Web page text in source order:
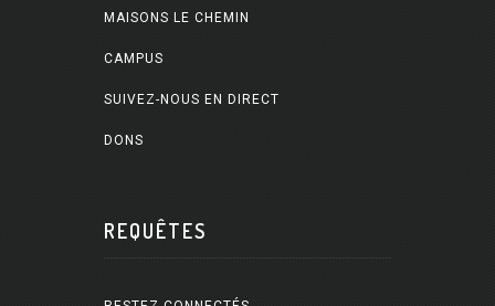
MAISONS LE CHEMIN
CAMPUS
SUIVEZ-NOUS EN DIRECT
DONS
REQUÊTES